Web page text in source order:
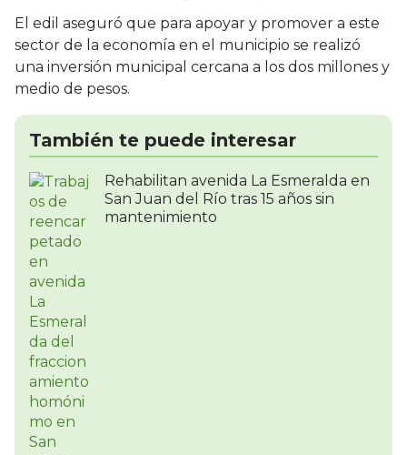
El edil aseguró que para apoyar y promover a este
sector de la economía en el municipio se realizó
una inversión municipal cercana a los dos millones y
medio de pesos.
También te puede interesar
Rehabilitan avenida La Esmeralda en
San Juan del Río tras 15 años sin
mantenimiento